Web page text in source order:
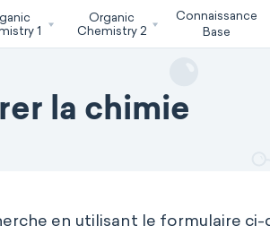
1
Organic
Chemistry 2
Connaissance
Base
la chimie
en utilisant le formulaire ci-